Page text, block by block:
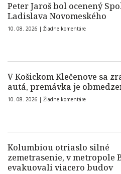
Peter Jaroš bol ocenený
Ladislava Novomeského
10. 08. 2026 | Žiadne komentáre
V Košickom Klečenove sa
autá, premávka je
10. 08. 2026 | Žiadne komentáre
Kolumbiou otriaslo silné
zemetrasenie, v metropole
evakuovali viacero budov